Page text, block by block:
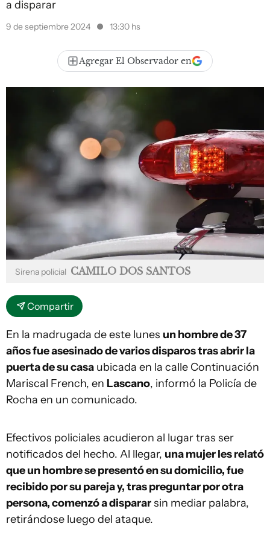
a disparar
9 de septiembre 2024 13:30 hs
Agregar El Observador en
Sirena policial CAMILO DOS SANTOS
Compartir
En la madrugada de este lunes un hombre de 37
años fue asesinado de varios disparos tras abrir la
puerta de su casa ubicada en la calle Continuación
Mariscal French, en Lascano, informó la Policía de
Rocha en un comunicado.
Efectivos policiales acudieron al lugar tras ser
notificados del hecho. Al llegar, una mujer les relató
que un hombre se presentó en su domicilio, fue
recibido por su pareja y, tras preguntar por otra
persona, comenzó a dispararsin mediar palabra,
retirándose luego del ataque.